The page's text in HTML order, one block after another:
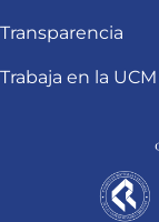
Transparencia
Trabaja en la UCM